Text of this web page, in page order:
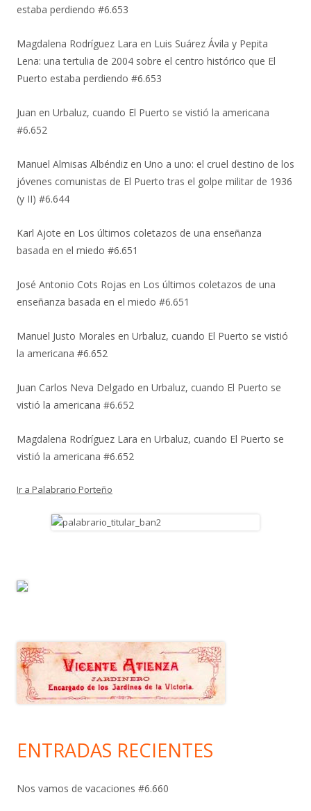
estaba perdiendo #6.653
Magdalena Rodríguez Lara en Luis Suárez Ávila y Pepita
Lena: una tertulia de 2004 sobre el centro histórico que El
Puerto estaba perdiendo #6.653
Juan en Urbaluz, cuando El Puerto se vistió la americana
#6.652
Manuel Almisas Albéndiz en Uno a uno: el cruel destino de los
jóvenes comunistas de El Puerto tras el golpe militar de 1936
(y II) #6.644
Karl Ajote en Los últimos coletazos de una enseñanza
basada en el miedo #6.651
José Antonio Cots Rojas en Los últimos coletazos de una
enseñanza basada en el miedo #6.651
Manuel Justo Morales en Urbaluz, cuando El Puerto se vistió
la americana #6.652
Juan Carlos Neva Delgado en Urbaluz, cuando El Puerto se
vistió la americana #6.652
Magdalena Rodríguez Lara en Urbaluz, cuando El Puerto se
vistió la americana #6.652
Ir a Palabrario Porteño
ENTRADAS RECIENTES
Nos vamos de vacaciones #6.660